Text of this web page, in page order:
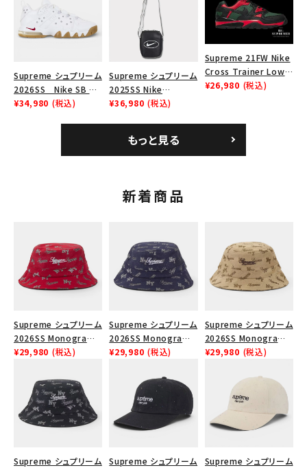
シーズンから探す
円 ～
絞り込んで検索する
ズ ホワイト
Supreme シュプリーム
2026SS Nike SB Air
Max 2 CB 94 Low SP
¥34,980 (税込)
Supreme シュプリーム
2025SS Nike
Leather Shoulder
ク 黒
¥36,980 (税込)
Supreme 21FW Nike
Cross Trainer Low
ナイキクロストレイナー
¥26,980 (税込)
もっと見る
新着商品
Supreme シュプリーム
2026SS Monogram
Crusher Hat モノグラ
レッド
¥29,980 (税込)
Supreme シュプリーム
2026SS Monogram
Crusher Hat モノグラ
ネイビー
¥29,980 (税込)
Supreme シュプリーム
2026SS Monogram
Crusher Hat モノグラ
¥29,980 (税込)
Supreme シュプリーム
Supreme シュプリーム
Supreme シュプリーム